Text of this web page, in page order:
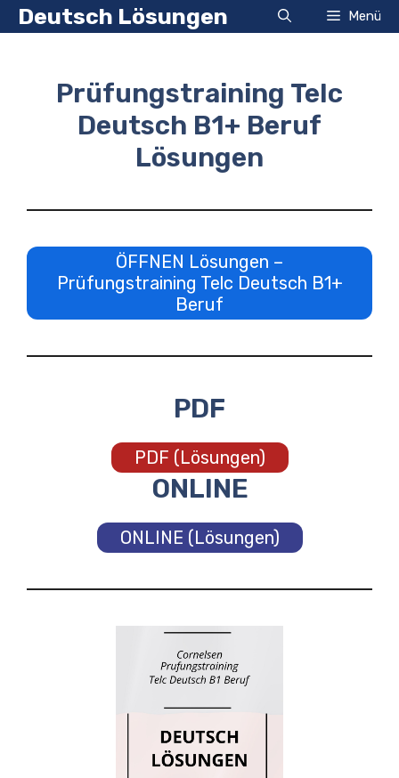
Zum
Inhalt
Deutsch Lösungen Menü
Prüfungstraining Telc
Deutsch B1+ Beruf
Lösungen
ÖFFNEN Lösungen –
Prüfungstraining Telc Deutsch B1+
Beruf
PDF
PDF (Lösungen)
ONLINE
ONLINE (Lösungen)